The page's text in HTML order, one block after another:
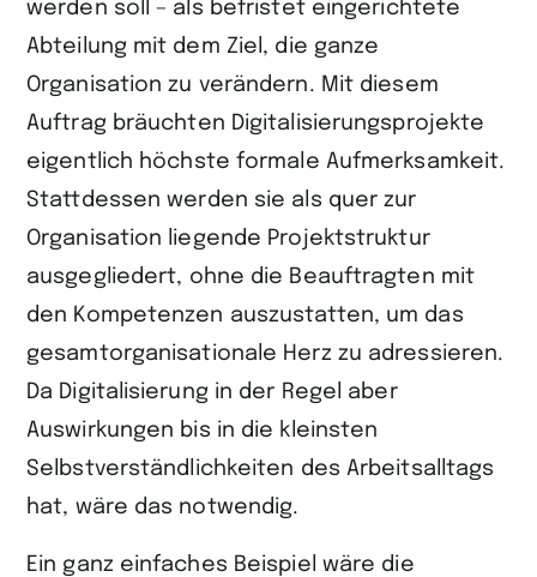
werden soll – als befristet eingerichtete
Abteilung mit dem Ziel, die ganze
Organisation zu verändern. Mit diesem
Auftrag bräuchten Digitalisierungsprojekte
eigentlich höchste formale Aufmerksamkeit.
Stattdessen werden sie als quer zur
Organisation liegende Projektstruktur
ausgegliedert, ohne die Beauftragten mit
den Kompetenzen auszustatten, um das
gesamtorganisationale Herz zu adressieren.
Da Digitalisierung in der Regel aber
Auswirkungen bis in die kleinsten
Selbstverständlichkeiten des Arbeitsalltags
hat, wäre das notwendig.
Ein ganz einfaches Beispiel wäre die